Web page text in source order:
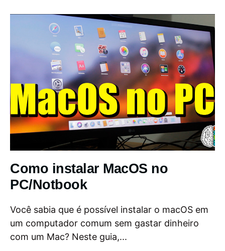
Como instalar MacOS no
PC/Notbook
Você sabia que é possível instalar o macOS em
um computador comum sem gastar dinheiro
com um Mac? Neste guia,...